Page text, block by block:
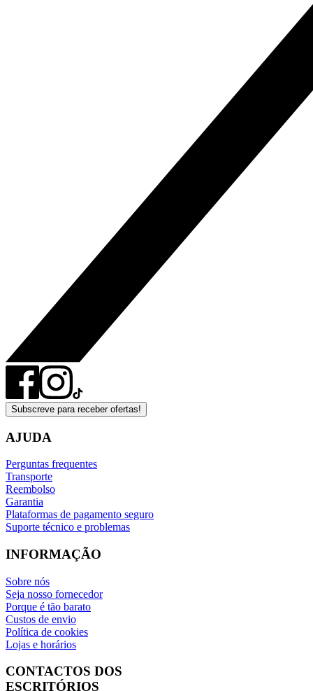
Subscreve para receber ofertas!
AJUDA
Perguntas frequentes
Transporte
Reembolso
Garantia
Plataformas de pagamento seguro
Suporte técnico e problemas
INFORMAÇÃO
Sobre nós
Seja nosso fornecedor
Porque é tão barato
Custos de envio
Política de cookies
Lojas e horários
CONTACTOS DOS
ESCRITÓRIOS